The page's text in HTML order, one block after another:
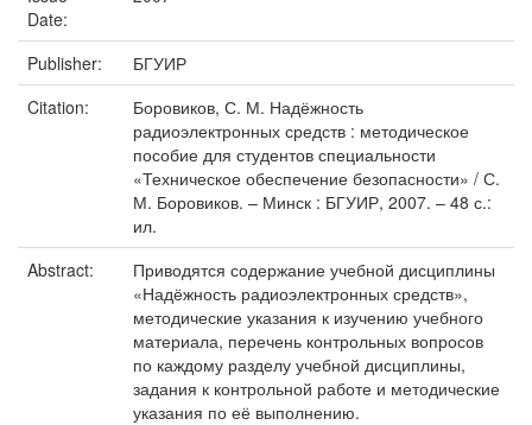
Date:
Publisher:
БГУИР
Citation:
Боровиков, С. М. Надёжность
радиоэлектронных средств : методическое
пособие для студентов специальности
«Техническое обеспечение безопасности» / С.
М. Боровиков. – Минск : БГУИР, 2007. – 48 с.:
ил.
Abstract:
Приводятся содержание учебной дисциплины
«Надёжность радиоэлектронных средств»,
методические указания к изучению учебного
материала, перечень контрольных вопросов
по каждому разделу учебной дисциплины,
задания к контрольной работе и методические
указания по её выполнению.